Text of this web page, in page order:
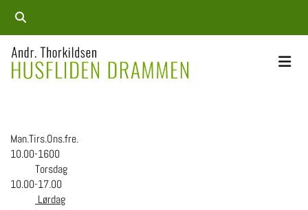
Man.Tirs.Ons.fre.
10.00-1600
Torsdag
10.00-17.00
Lørdag